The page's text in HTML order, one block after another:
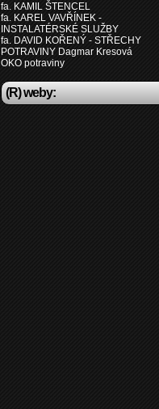
fa. KAMIL ŠTENCEL
fa. KAREL VAVŘÍNEK -
INSTALATÉRSKÉ SLUŽBY
fa. DAVID KOŘENÝ - STŘECHY
POTRAVINY Dagmar Kresová
OKO potraviny
(R) weby: